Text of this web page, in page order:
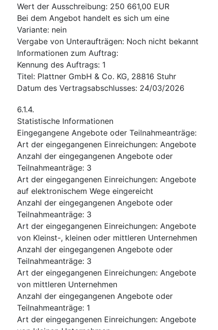
Wert der Ausschreibung: 250 661,00 EUR
Bei dem Angebot handelt es sich um eine
Variante: nein
Vergabe von Unteraufträgen: Noch nicht bekannt
Informationen zum Auftrag:
Kennung des Auftrags: 1
Titel: Plattner GmbH & Co. KG, 28816 Stuhr
Datum des Vertragsabschlusses: 24/03/2026
6.1.4.
Statistische Informationen
Eingegangene Angebote oder Teilnahmeanträge:
Art der eingegangenen Einreichungen: Angebote
Anzahl der eingegangenen Angebote oder
Teilnahmeanträge: 3
Art der eingegangenen Einreichungen: Angebote
auf elektronischem Wege eingereicht
Anzahl der eingegangenen Angebote oder
Teilnahmeanträge: 3
Art der eingegangenen Einreichungen: Angebote
von Kleinst-, kleinen oder mittleren Unternehmen
Anzahl der eingegangenen Angebote oder
Teilnahmeanträge: 3
Art der eingegangenen Einreichungen: Angebote
von mittleren Unternehmen
Anzahl der eingegangenen Angebote oder
Teilnahmeanträge: 1
Art der eingegangenen Einreichungen: Angebote